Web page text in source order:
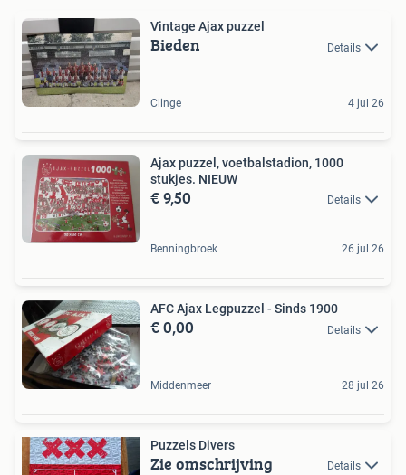
Vintage Ajax puzzel
Bieden Details
Clinge 4 jul 26
Ajax puzzel, voetbalstadion, 1000
stukjes. NIEUW
€ 9,50 Details
Benningbroek 26 jul 26
AFC Ajax Legpuzzel - Sinds 1900
€ 0,00 Details
Middenmeer 28 jul 26
Puzzels Divers
Zie omschrijving Details